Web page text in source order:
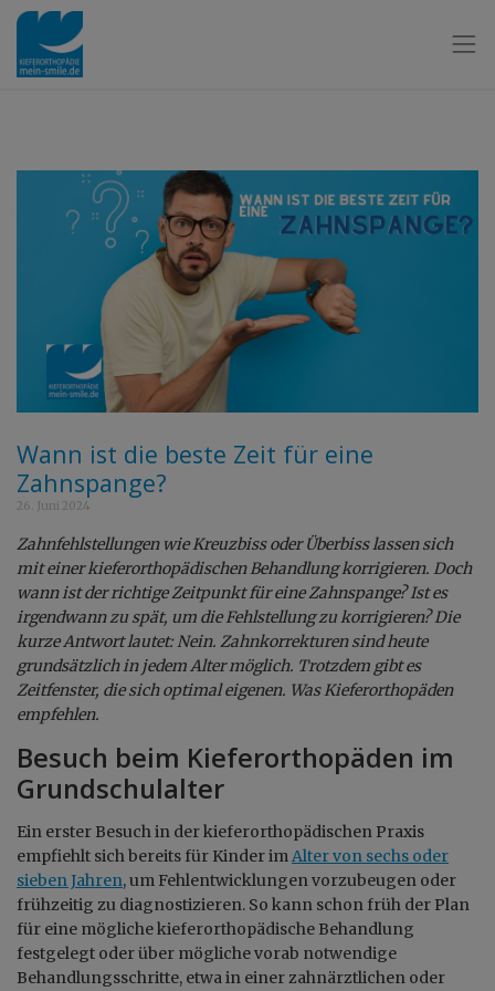
Wann ist die beste Zeit für eine
Zahnspange?
26. Juni 2024
Zahnfehlstellungen wie Kreuzbiss oder Überbiss lassen sich
mit einer kieferorthopädischen Behandlung korrigieren. Doch
wann ist der richtige Zeitpunkt für eine Zahnspange? Ist es
irgendwann zu spät, um die Fehlstellung zu korrigieren? Die
kurze Antwort lautet: Nein. Zahnkorrekturen sind heute
grundsätzlich in jedem Alter möglich. Trotzdem gibt es
Zeitfenster, die sich optimal eigenen. Was Kieferorthopäden
empfehlen.
Besuch beim Kieferorthopäden im
Grundschulalter
Ein erster Besuch in der kieferorthopädischen Praxis
empfiehlt sich bereits für Kinder imAlter von sechs oder
sieben Jahren, um Fehlentwicklungen vorzubeugen oder
frühzeitig zu diagnostizieren. So kann schon früh der Plan
für eine mögliche kieferorthopädische Behandlung
festgelegt oder über mögliche vorab notwendige
Behandlungsschritte, etwa in einer zahnärztlichen oder